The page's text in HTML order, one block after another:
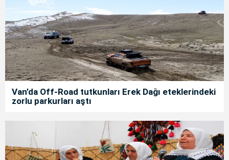
Van’da Off-Road tutkunları Erek Dağı eteklerindeki
zorlu parkurları aştı